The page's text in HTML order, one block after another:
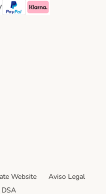
Method
Method
Payment Method
PayPal Payment Method
Klarna Payment Method
Method
MethodMethod
Website
Aviso Legal
DSA